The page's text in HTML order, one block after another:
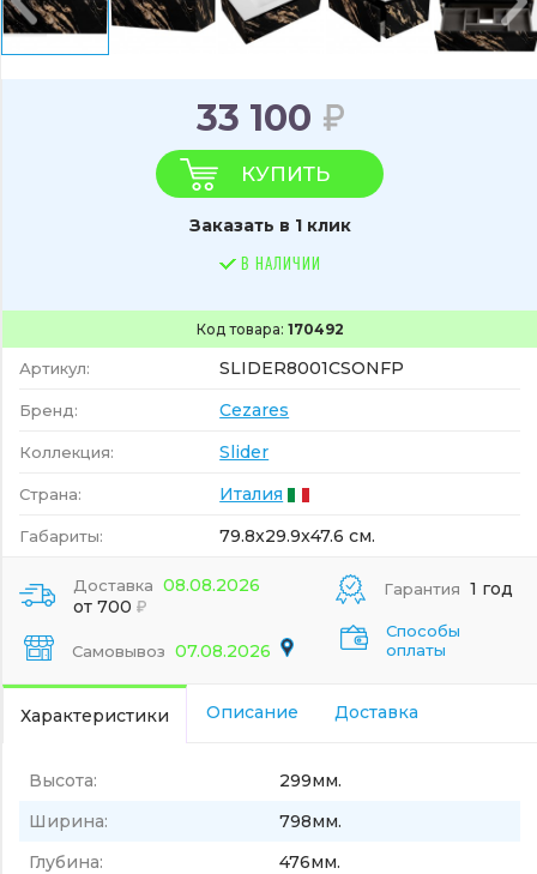
Код товара: 170492
Артикул: SLIDER8001CSONFP
Бренд: Cezares
Коллекция: Slider
Страна: Италия
Габариты: 79.8x29.9x47.6 см.
33 100
КУПИТЬ
Заказать в 1 клик
В НАЛИЧИИ
Доставка 08.08.2026
от 700
Самовывоз 07.08.2026
Гарантия 1 год
Способы
оплаты
Характеристики Описание Доставка
Высота:
299мм.
Ширина:
798мм.
Глубина:
476мм.